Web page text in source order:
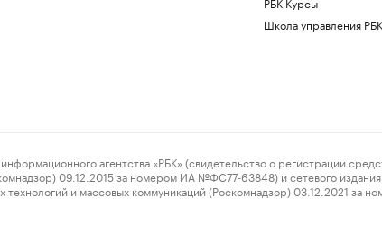
Школа управления РБК
агентства «РБК» (свидетельство о регистрации
09.12.2015 за номером ИА №ФС77-63848) и сетевого
и массовых коммуникаций (Роскомнадзор) 03.12.2021